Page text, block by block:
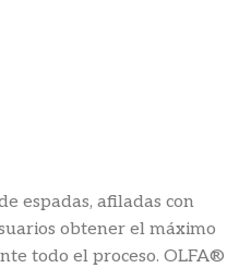
espadas, afiladas con
obtener el máximo
todo el proceso. OLFA®